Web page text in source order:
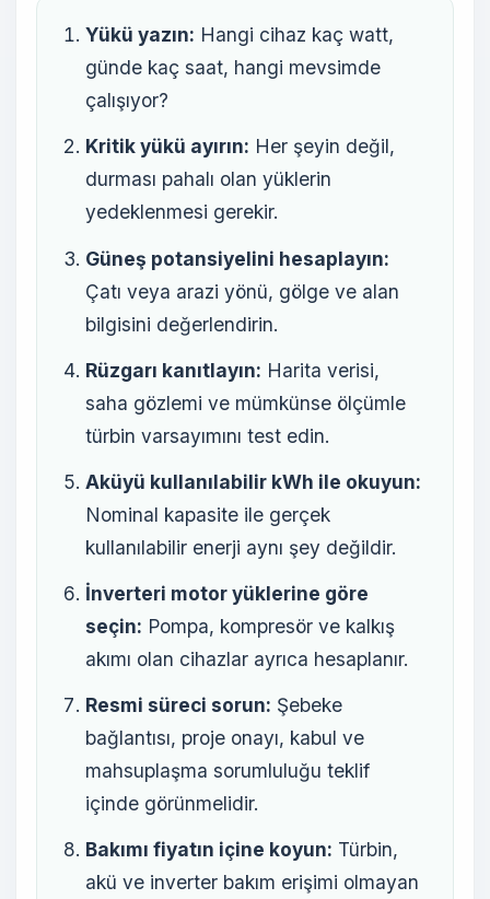
Yükü yazın: Hangi cihaz kaç watt,
günde kaç saat, hangi mevsimde
çalışıyor?
Kritik yükü ayırın: Her şeyin değil,
durması pahalı olan yüklerin
yedeklenmesi gerekir.
Güneş potansiyelini hesaplayın:
Çatı veya arazi yönü, gölge ve alan
bilgisini değerlendirin.
Rüzgarı kanıtlayın: Harita verisi,
saha gözlemi ve mümkünse ölçümle
türbin varsayımını test edin.
Aküyü kullanılabilir kWh ile okuyun:
Nominal kapasite ile gerçek
kullanılabilir enerji aynı şey değildir.
İnverteri motor yüklerine göre
seçin: Pompa, kompresör ve kalkış
akımı olan cihazlar ayrıca hesaplanır.
Resmi süreci sorun: Şebeke
bağlantısı, proje onayı, kabul ve
mahsuplaşma sorumluluğu teklif
içinde görünmelidir.
Bakımı fiyatın içine koyun: Türbin,
akü ve inverter bakım erişimi olmayan